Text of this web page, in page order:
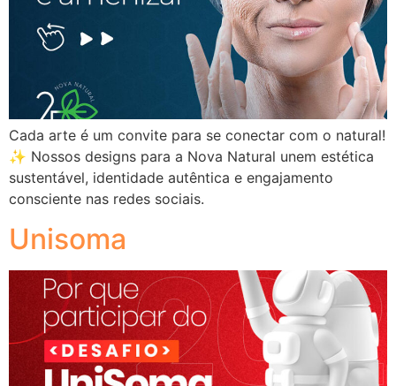
Cada arte é um convite para se conectar com o natural!
✨ Nossos designs para a Nova Natural unem estética
sustentável, identidade autêntica e engajamento
consciente nas redes sociais.
Unisoma